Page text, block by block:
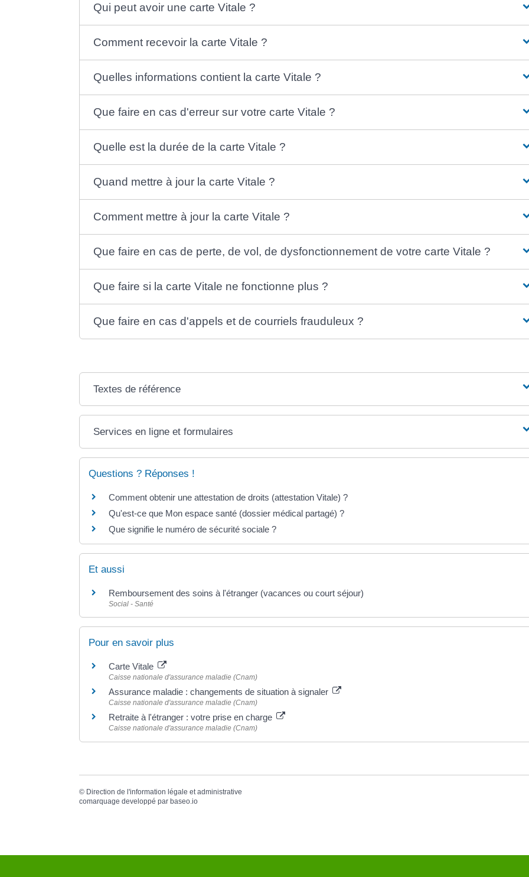
Qui peut avoir une carte Vitale ?
Comment recevoir la carte Vitale ?
Quelles informations contient la carte Vitale ?
Que faire en cas d'erreur sur votre carte Vitale ?
Quelle est la durée de la carte Vitale ?
Quand mettre à jour la carte Vitale ?
Comment mettre à jour la carte Vitale ?
Que faire en cas de perte, de vol, de dysfonctionnement de votre carte Vitale ?
Que faire si la carte Vitale ne fonctionne plus ?
Que faire en cas d'appels et de courriels frauduleux ?
Textes de référence
Services en ligne et formulaires
Questions ? Réponses !
Comment obtenir une attestation de droits (attestation Vitale) ?
Qu'est-ce que Mon espace santé (dossier médical partagé) ?
Que signifie le numéro de sécurité sociale ?
Et aussi
Remboursement des soins à l'étranger (vacances ou court séjour)
Social - Santé
Pour en savoir plus
Carte Vitale
Caisse nationale d'assurance maladie (Cnam)
Assurance maladie : changements de situation à signaler
Caisse nationale d'assurance maladie (Cnam)
Retraite à l'étranger : votre prise en charge
Caisse nationale d'assurance maladie (Cnam)
© Direction de l'information légale et administrative
comarquage developpé parbaseo.io